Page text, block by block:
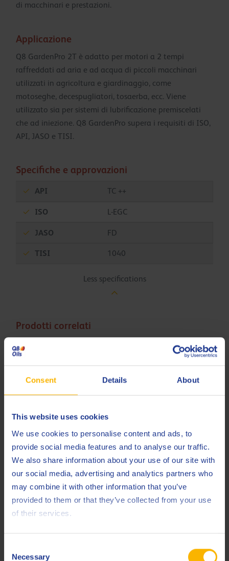
Consent Details About
This website uses cookies
We use cookies to personalise content and ads, to
provide social media features and to analyse our traffic.
We also share information about your use of our site with
our social media, advertising and analytics partners who
may combine it with other information that you’ve
provided to them or that they’ve collected from your use
of their services.
Necessary
di macchinari e prestazioni.
Applicazione
Q8 GardenPro 2T è adatto per motori a 2 tempi
raffreddati ad aria e ad acqua di piccoli macchinari
utilizzati in agricoltura e giardinaggio, come
motoseghe, decespugliatori, tosaerba, ecc. Viene
utilizzato sia per sistemi di lubrificazione premiscelati
che ad iniezione. Q8 GardenPro supera i requisiti di ISO,
API, JASO e TISI.
Specifiche e approvazioni
API TC ++
ISO L-EGC
JASO FD
TISI 1040
Less specifications
Prodotti correlati
Q8 Formula Truck 9000 FE 5W-20
Olio motore sintetico per veicoli commerciali
Olio motore